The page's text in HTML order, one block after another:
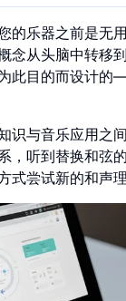
的乐器之前是无
念从头脑中转移
此目的而设计
识与音乐应用之
，听到替换和弦
式尝试新的和声理